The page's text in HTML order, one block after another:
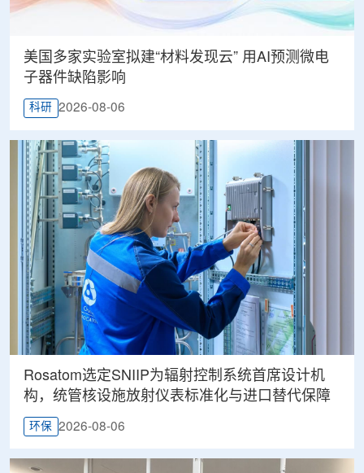
美国多家实验室拟建“材料发现云” 用AI预测微电
子器件缺陷影响
科研 2026-08-06
Rosatom选定SNIIP为辐射控制系统首席设计机
构，统管核设施放射仪表标准化与进口替代保障
环保 2026-08-06